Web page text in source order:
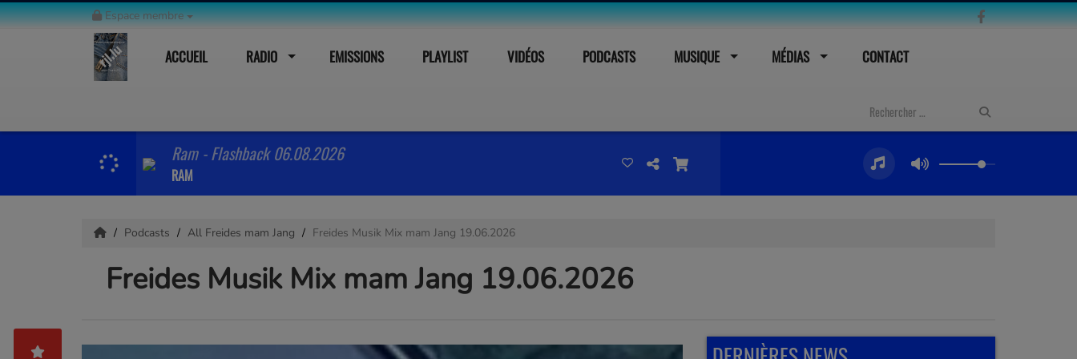
Espace membre
ACCUEIL RADIO EMISSIONS PLAYLIST VIDÉOS PODCASTS MUSIQUE MÉDIAS CONTACT
Ram - Flashback 06.08.2026
RAM
Podcasts All Freides mam Jang Freides Musik Mix mam Jang 19.06.2026
Freides Musik Mix mam Jang 19.06.2026